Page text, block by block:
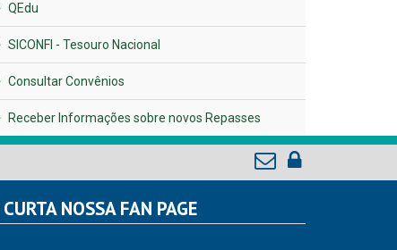
QEdu
SICONFI - Tesouro Nacional
Consultar Convênios
Receber Informações sobre novos Repasses
CURTA NOSSA FAN PAGE